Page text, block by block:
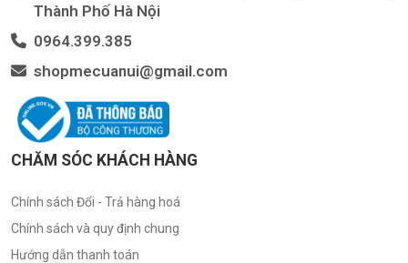
Thành Phố Hà Nội
0964.399.385
shopmecuanui@gmail.com
CHĂM SÓC KHÁCH HÀNG
Chính sách Đổi - Trả hàng hoá
Chính sách và quy định chung
Hướng dẫn thanh toán